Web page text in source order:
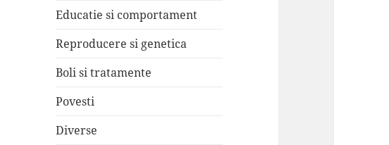
Educatie si comportament
Reproducere si genetica
Boli si tratamente
Povesti
Diverse